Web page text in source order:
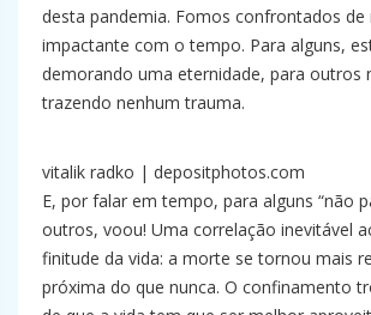
desta pandemia. Fomos confrontados de
impactante com o tempo. Para alguns,
demorando uma eternidade, para outros
trazendo nenhum trauma.
vitalik radko | depositphotos.com
E, por falar em tempo, para alguns “não
outros, voou! Uma correlação inevitável
finitude da vida: a morte se tornou mais
próxima do que nunca. O confinamento